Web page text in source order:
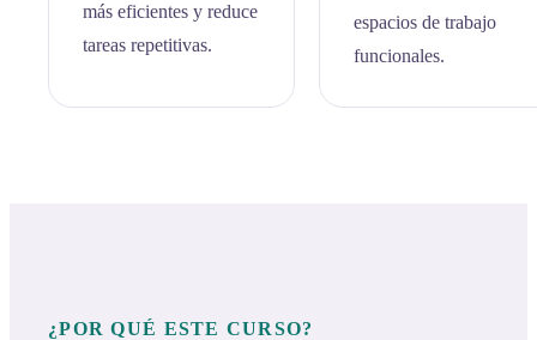
más eficientes y reduce
tareas repetitivas.
espacios de trabajo
funcionales.
¿POR QUÉ ESTE CURSO?